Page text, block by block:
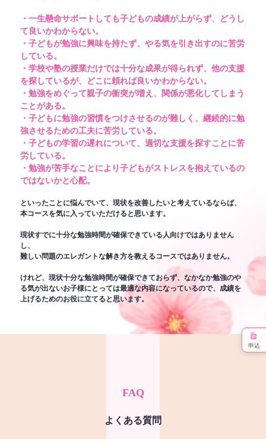
・一生懸命サポートしても子どもの成績が上がらず、どうし
て良いかわからない。
・子どもが勉強に興味を持たず、やる気を引き出すのに苦労
している。
・学校や塾の授業だけでは十分な成果が得られず、他の支援
を探しているが、どこに頼れば良いかわからない。
・勉強をめぐって親子の衝突が増え、関係が悪化してしまう
ことがある。
・子どもに勉強の習慣をつけさせるのが難しく、継続的に勉
強させるための工夫に苦労している。
・子どもの学習の遅れについて、適切な支援を探すことに苦
労している。
・勉強が苦手なことにより子どもがストレスを抱えているの
ではないかと心配。
といったことに悩んでいて、現状を改善したいと考えているならば、
本コースを気に入っていただけると思います。
現状すでに十分な勉強時間が確保できている人向けではありません
し、
難しい問題のエレガントな解き方を教えるコースではありません。
けれど、現状十分な勉強時間が確保できておらず、なかなか勉強のや
る気が出ないお子様にとっては最適な内容になっているので、成績を
上げるためのお役に立てると思います。
FAQ
よくある質問
申込